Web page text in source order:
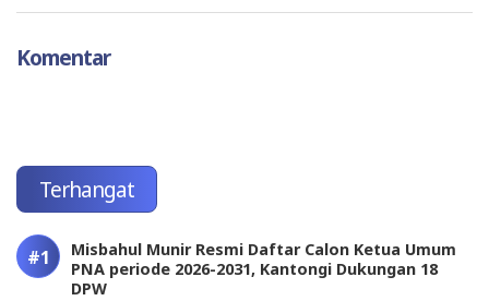
Komentar
Terhangat
Misbahul Munir Resmi Daftar Calon Ketua Umum
PNA periode 2026-2031, Kantongi Dukungan 18
DPW